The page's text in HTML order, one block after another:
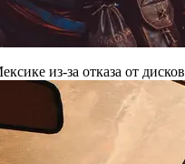
из-за отказа от дисков